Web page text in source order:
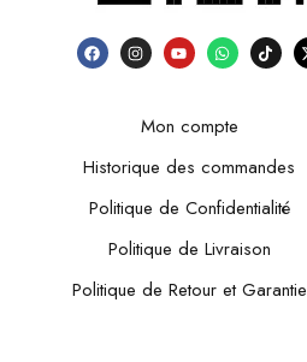
Mon compte
Historique des commandes
Politique de Confidentialité
Politique de Livraison
Politique de Retour et Garantie